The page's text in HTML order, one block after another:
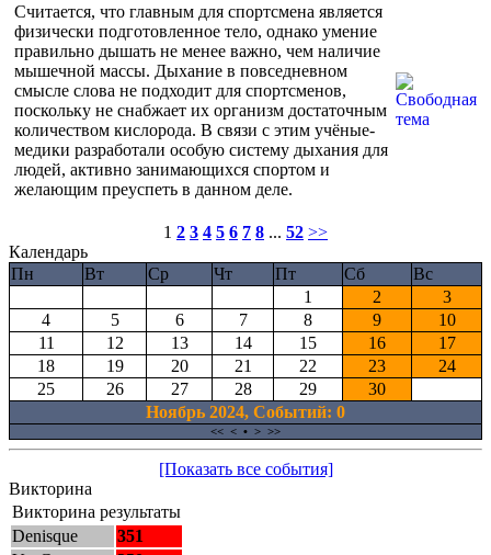
Считается, что главным для спортсмена является
физически подготовленное тело, однако умение
правильно дышать не менее важно, чем наличие
мышечной массы. Дыхание в повседневном
смысле слова не подходит для спортсменов,
поскольку не снабжает их организм достаточным
количеством кислорода. В связи с этим учёные-
медики разработали особую систему дыхания для
людей, активно занимающихся спортом и
желающим преуспеть в данном деле.
1 2 3 4 5 6 7 8 ... 52 >>
Календарь
Пн
Вт Ср Чт Пт Сб
Вс
1
2
3
4
5 6 7 8 9
10
11
12 13 14 15 16
17
18
19 20 21 22 23
24
25
26 27 28 29
30
Ноябрь 2024, Cобытий: 0
<< < • > >>
[Показать все события]
Викторина
Викторина результаты
Denisque
351